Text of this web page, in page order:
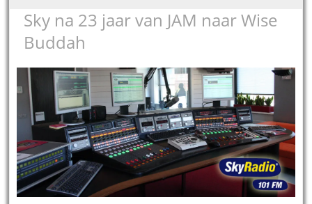
Sky na 23 jaar van JAM naar Wise
Buddah